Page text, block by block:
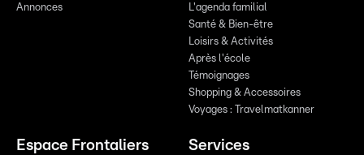
Annonces
L'agenda familial
Santé & Bien-être
Loisirs & Activités
Après l'école
Témoignages
Shopping & Accessoires
Voyages : Travelmatkanner
Espace Frontaliers Services